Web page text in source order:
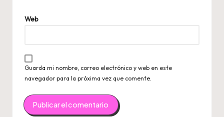
Web
Guarda mi nombre, correo electrónico y web en este
navegador para la próxima vez que comente.